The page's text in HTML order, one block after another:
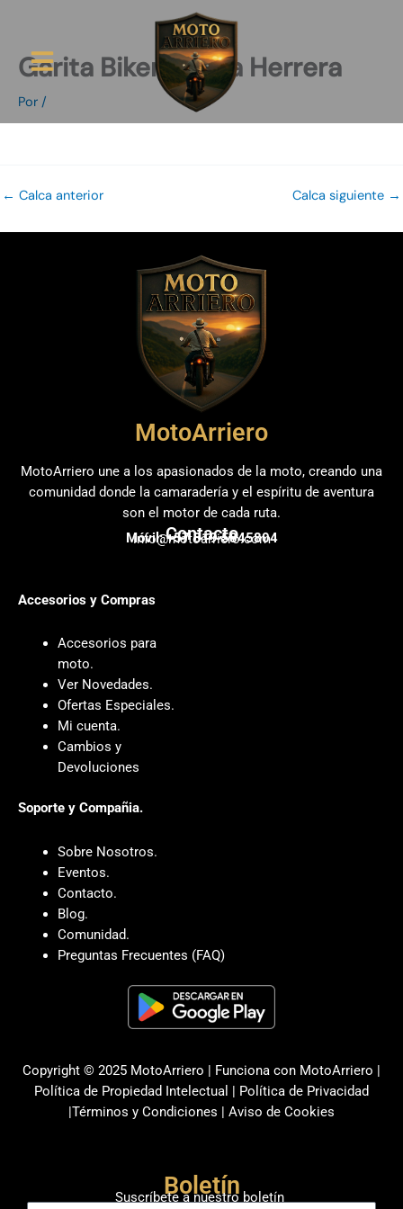
contenido
Garita Biker Mayra Herrera
Por /
← Calca anterior Calca siguiente →
MotoArriero
MotoArriero une a los apasionados de la moto, creando una
comunidad donde la camaradería y el espíritu de aventura
son el motor de cada ruta.
Contacto
info@motoarriero.com
Móvil: +57 319 5845804
Accesorios y Compras
Accesorios para
moto.
Ver Novedades.
Ofertas Especiales.
Mi cuenta.
Cambios y
Devoluciones
Soporte y Compañia.
Sobre Nosotros.
Eventos.
Contacto.
Blog.
Comunidad.
Preguntas Frecuentes (FAQ)
Copyright © 2025 MotoArriero | Funciona con MotoArriero |
Política de Propiedad Intelectual | Política de Privacidad
|Términos y Condiciones | Aviso de Cookies
Boletín
Suscríbete a nuestro boletín